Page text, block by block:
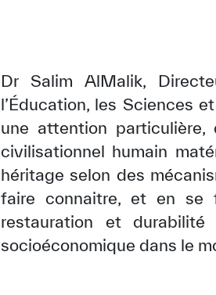
Dr Salim AlMalik,
l’Éducation, les Sciences
une attention particulière,
civilisationnel humain
héritage selon des
faire connaitre, et en se
restauration et
socioéconomique dans le